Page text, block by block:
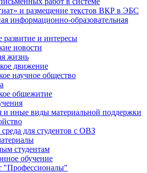
и размещение текстов ВКР в ЭБС
информационно-образовательная
развитие и интересы
новости
жизнь
движение
научное общество
общежитие
и иные виды материальной поддержки
для студентов с ОВЗ
студентам
обучение
"Профессионалы"